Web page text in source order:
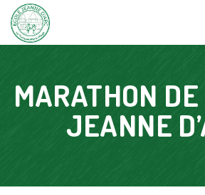
MARATHON DE
JEANNE